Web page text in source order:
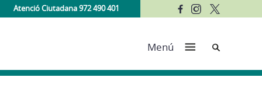
Atenció Ciutadana 972 490 401
Menú Cerca